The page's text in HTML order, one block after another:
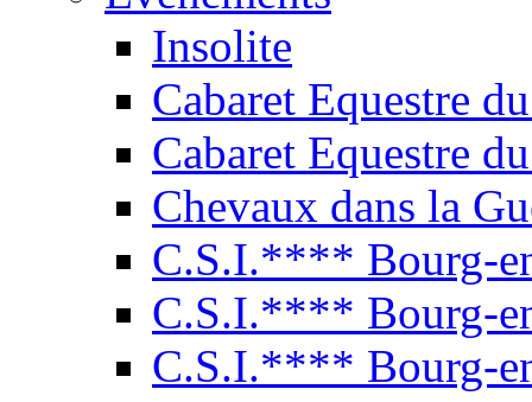
Insolite
Cabaret Equestre
Cabaret Equestre
Chevaux dans la
C.S.I.**** Bourg-
C.S.I.**** Bourg-
C.S.I.**** Bourg-